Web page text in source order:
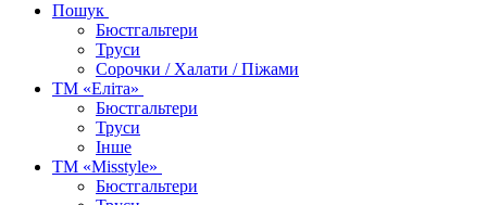
Пошук
Бюстгальтери
Труси
Сорочки / Халати / Піжами
ТМ «Еліта»
Бюстгальтери
Труси
Інше
ТМ «Misstyle»
Бюстгальтери